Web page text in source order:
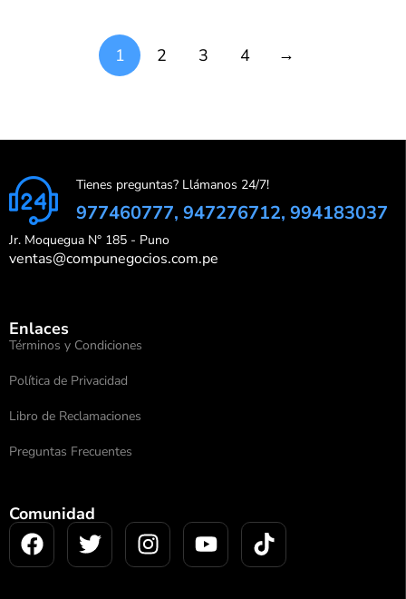
1 2 3 4 →
Tienes preguntas? Llámanos 24/7!
977460777, 947276712, 994183037
Jr. Moquegua N° 185 - Puno
ventas@compunegocios.com.pe
Enlaces
Términos y Condiciones
Política de Privacidad
Libro de Reclamaciones
Preguntas Frecuentes
Comunidad